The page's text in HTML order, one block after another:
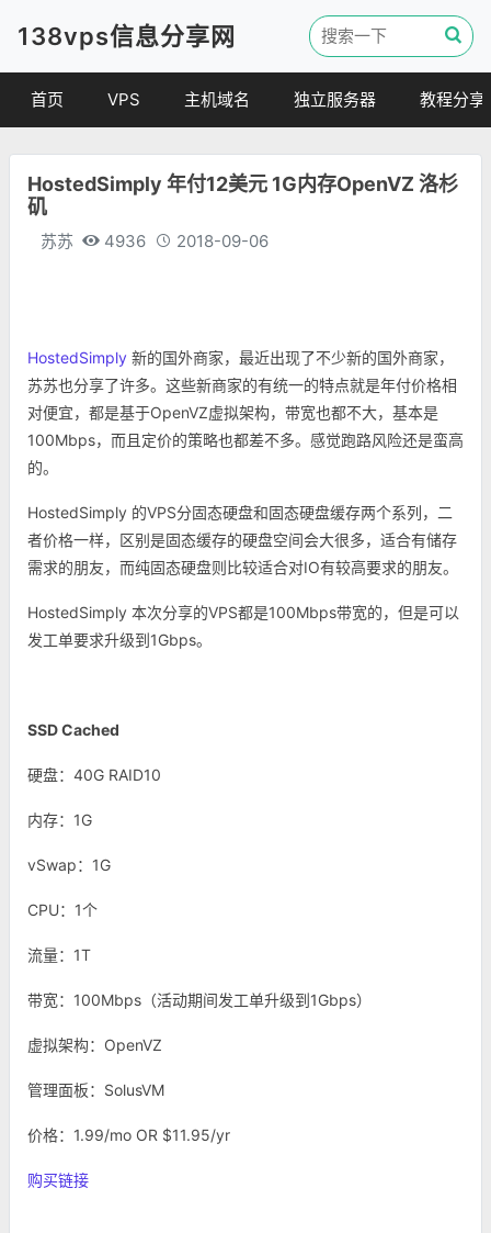
138vps信息分享网
首页 VPS
便宜VPS
主机域名
虚拟主机
独立服务器 教程分享
建站教程
HostedSimply 年付12美元 1G内存OpenVZ 洛杉
矶
苏苏 4936 2018-09-06
HostedSimply 新的国外商家，最近出现了不少新的国外商家，
苏苏也分享了许多。这些新商家的有统一的特点就是年付价格相
对便宜，都是基于OpenVZ虚拟架构，带宽也都不大，基本是
100Mbps，而且定价的策略也都差不多。感觉跑路风险还是蛮高
的。
HostedSimply 的VPS分固态硬盘和固态硬盘缓存两个系列，二
者价格一样，区别是固态缓存的硬盘空间会大很多，适合有储存
需求的朋友，而纯固态硬盘则比较适合对IO有较高要求的朋友。
HostedSimply 本次分享的VPS都是100Mbps带宽的，但是可以
发工单要求升级到1Gbps。
SSD Cached
硬盘：40G RAID10
内存：1G
vSwap：1G
CPU：1个
流量：1T
带宽：100Mbps（活动期间发工单升级到1Gbps）
虚拟架构：OpenVZ
管理面板：SolusVM
价格：1.99/mo OR $11.95/yr
购买链接